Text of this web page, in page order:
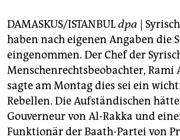
fragen & hilfe
unterstützen
abo
genossenschaft
epaper login
DAMASKUS/ISTANBULdpa |
haben nach eigenen Angaben die
eingenommen. Der Chef der
Menschenrechtsbeobachter, Rami
sagte am Montag dies sei ein
Rebellen. Die Aufständischen
Gouverneur von Al-Rakka und
Funktionär der Baath-Partei von